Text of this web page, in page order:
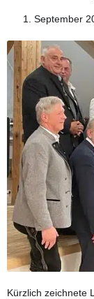
1. September
Kürz­lich zeich­ne­te